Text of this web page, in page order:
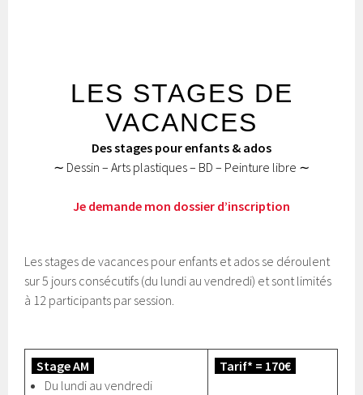
LES STAGES DE
VACANCES
Des stages pour enfants & ados
∼ Dessin – Arts plastiques – BD – Peinture libre ∼
Je demande mon dossier d’inscription
Les stages de vacances pour enfants et ados se déroulent
sur 5 jours consécutifs (du lundi au vendredi) et sont limités
à 12 participants par session.
Stage AM
Du lundi au vendredi
Tarif* = 170€